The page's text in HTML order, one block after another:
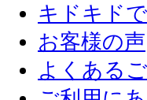
キドキド
お客様の声
よくある